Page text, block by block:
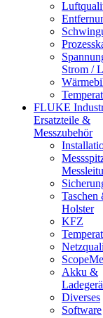
Strom /
FLUKE
Ersatzteile &
Messzubehör
Taschen
Holster
KFZ
Akku &
Diverses
Software